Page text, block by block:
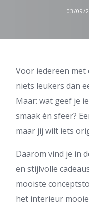
03/09/
Voor iedereen
niets leukers dan
Maar: wat geef je
smaak én sfeer?
maar jij wilt iets
Daarom vind je in
en stijlvolle
mooiste
het interieur